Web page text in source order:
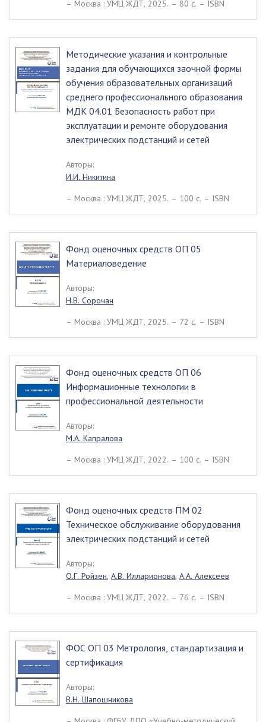
– Москва : УМЦ ЖДТ, 2025. – 80 c. – ISBN
Методические указания и контрольные
задания для обучающихся заочной формы
обучения образовательных организаций
среднего профессионального образования
МДК 04.01 Безопасность работ при
эксплуатации и ремонте оборудования
электрических подстанций и сетей
Авторы:
И.И. Никитина
– Москва : УМЦ ЖДТ, 2025. – 100 c. – ISBN
Фонд оценочных средств ОП 05
Материаловедение
Авторы:
Н.В. Сорочан
– Москва : УМЦ ЖДТ, 2025. – 72 c. – ISBN
Фонд оценочных средств ОП 06
Информационные технологии в
профессиональной деятельности
Авторы:
М.А. Капралова
– Москва : УМЦ ЖДТ, 2022. – 100 c. – ISBN
Фонд оценочных средств ПМ 02
Техническое обслуживание оборудования
электрических подстанций и сетей
Авторы:
О.Г. Ройзен, А.В. Илларионова, А.А. Алексеев
– Москва : УМЦ ЖДТ, 2022. – 76 c. – ISBN
ФОС ОП 03 Метрология, стандартизация и
сертификация
Авторы:
В.Н. Шапошникова